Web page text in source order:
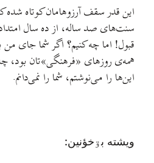
این قدر سقف آرزوهامان کوتاه شده
سنت‌های صد ساله، از ده سال
قبول! اما چه کنیم؟ اگر شما جای من
همه‌ی روزهای «فرهنگی»تان بود،
این‌ها را می‌نوشتم، شما را نمی‌دانم.
ويشته بۊخؤنين: